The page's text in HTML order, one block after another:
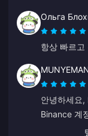
Ольга
항상 빠르고
안녕하세요
Binance 계
법 안내도